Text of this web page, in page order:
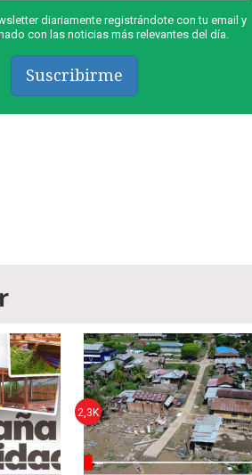
diariamente registrándote con tu email y
con las noticias más relevantes del día.
Suscribirme
2,3K